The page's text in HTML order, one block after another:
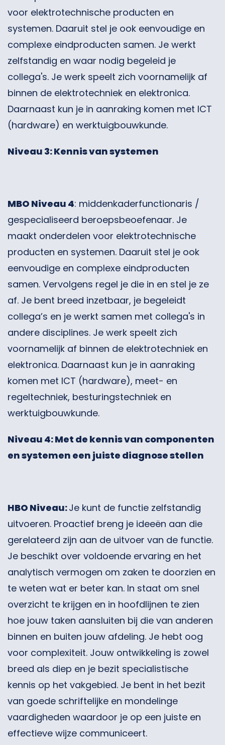
voor elektrotechnische producten en
systemen. Daaruit stel je ook eenvoudige en
complexe eindproducten samen. Je werkt
zelfstandig en waar nodig begeleid je
collega's. Je werk speelt zich voornamelijk af
binnen de elektrotechniek en elektronica.
Daarnaast kun je in aanraking komen met ICT
(hardware) en werktuigbouwkunde.
Niveau 3: Kennis van systemen
MBO Niveau 4: middenkaderfunctionaris /
gespecialiseerd beroepsbeoefenaar. Je
maakt onderdelen voor elektrotechnische
producten en systemen. Daaruit stel je ook
eenvoudige en complexe eindproducten
samen. Vervolgens regel je die in en stel je ze
af. Je bent breed inzetbaar, je begeleidt
collega’s en je werkt samen met collega's in
andere disciplines. Je werk speelt zich
voornamelijk af binnen de elektrotechniek en
elektronica. Daarnaast kun je in aanraking
komen met ICT (hardware), meet- en
regeltechniek, besturingstechniek en
werktuigbouwkunde.
Niveau 4: Met de kennis van componenten
en systemen een juiste diagnose stellen
HBO Niveau:Je kunt de functie zelfstandig
uitvoeren. Proactief breng je ideeën aan die
gerelateerd zijn aan de uitvoer van de functie.
Je beschikt over voldoende ervaring en het
analytisch vermogen om zaken te doorzien en
te weten wat er beter kan. In staat om snel
overzicht te krijgen en in hoofdlijnen te zien
hoe jouw taken aansluiten bij die van anderen
binnen en buiten jouw afdeling. Je hebt oog
voor complexiteit. Jouw ontwikkeling is zowel
breed als diep en je bezit specialistische
kennis op het vakgebied. Je bent in het bezit
van goede schriftelijke en mondelinge
vaardigheden waardoor je op een juiste en
effectieve wijze communiceert.